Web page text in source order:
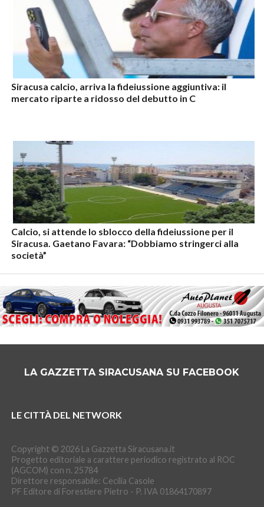
Siracusa calcio, arriva la fideiussione aggiuntiva: il
mercato riparte a ridosso del debutto in C
Calcio, si attende lo sblocco della fideiussione per il
Siracusa. Gaetano Favara: “Dobbiamo stringerci alla
società”
LA GAZZETTA SIRACUSANA SU FACEBOOK
LE CITTÀ DEL NETWORK
Copyright © 2026 La Gazzetta Siracusana.it
Progetto editoriale a carattere periodico registrato al ROC
(AGCOM) con n. 25784
Direttore responsabile: Cecilia Casole
PF Editore di Forestiere Pietro - P. IVA 01864170897